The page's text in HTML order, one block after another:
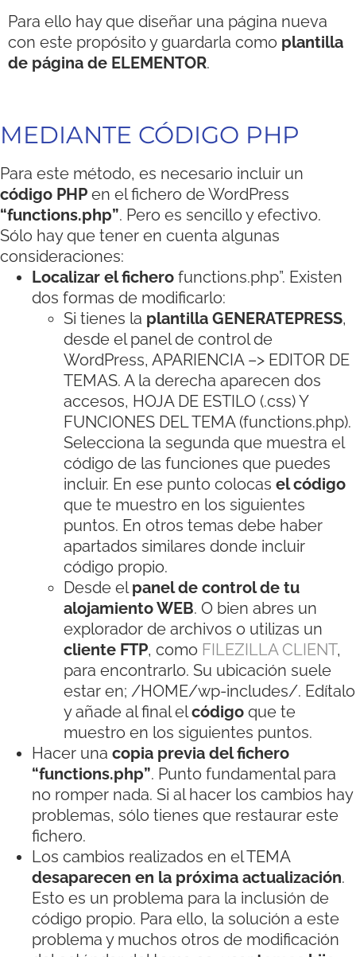
Para ello hay que diseñar una página nueva
con este propósito y guardarla como plantilla
de página de ELEMENTOR.
MEDIANTE CÓDIGO PHP
Para este método, es necesario incluir un
código PHP en el fichero de WordPress
“functions.php”. Pero es sencillo y efectivo.
Sólo hay que tener en cuenta algunas
consideraciones:
Localizar el fichero functions.php”. Existen
dos formas de modificarlo:
Si tienes la plantilla GENERATEPRESS,
desde el panel de control de
WordPress, APARIENCIA –> EDITOR DE
TEMAS. A la derecha aparecen dos
accesos, HOJA DE ESTILO (.css) Y
FUNCIONES DEL TEMA (functions.php).
Selecciona la segunda que muestra el
código de las funciones que puedes
incluir. En ese punto colocas el código
que te muestro en los siguientes
puntos. En otros temas debe haber
apartados similares donde incluir
código propio.
Desde elpanel de control de tu
alojamiento WEB. O bien abres un
explorador de archivos o utilizas un
cliente FTP, como FILEZILLA CLIENT,
para encontrarlo. Su ubicación suele
estar en; /HOME/wp-includes/. Edítalo
y añade al final elcódigo que te
muestro en los siguientes puntos.
Hacer una copia previa del fichero
“functions.php”. Punto fundamental para
no romper nada. Si al hacer los cambios hay
problemas, sólo tienes que restaurar este
fichero.
Los cambios realizados en el TEMA
desaparecen en la próxima actualización.
Esto es un problema para la inclusión de
código propio. Para ello, la solución a este
problema y muchos otros de modificación